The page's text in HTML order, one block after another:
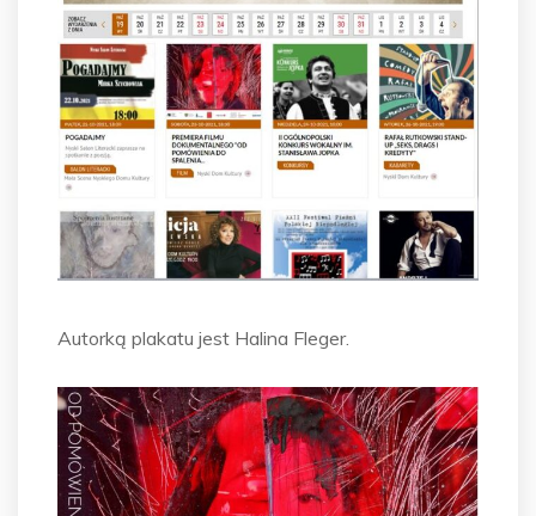
Autorką plakatu jest Halina Fleger.